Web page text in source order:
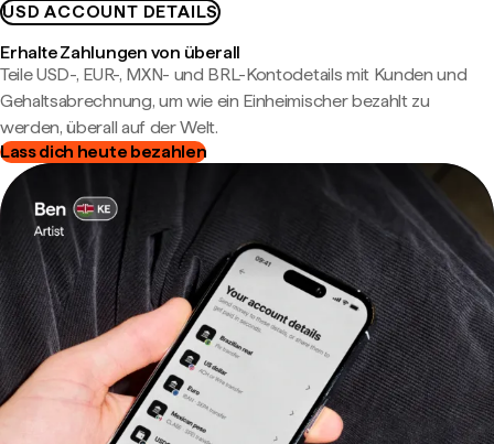
USD ACCOUNT DETAILS
Erhalte Zahlungen von überall
Teile USD-, EUR-, MXN- und BRL-Kontodetails mit Kunden und
Gehaltsabrechnung, um wie ein Einheimischer bezahlt zu
werden, überall auf der Welt.
Lass dich heute bezahlen